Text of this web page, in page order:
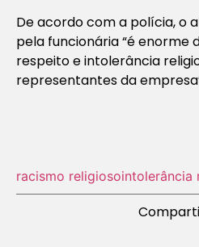
De acordo com a polícia, o
pela funcionária “é enorme
respeito e intolerância
representantes da
racismo religiosointolerância